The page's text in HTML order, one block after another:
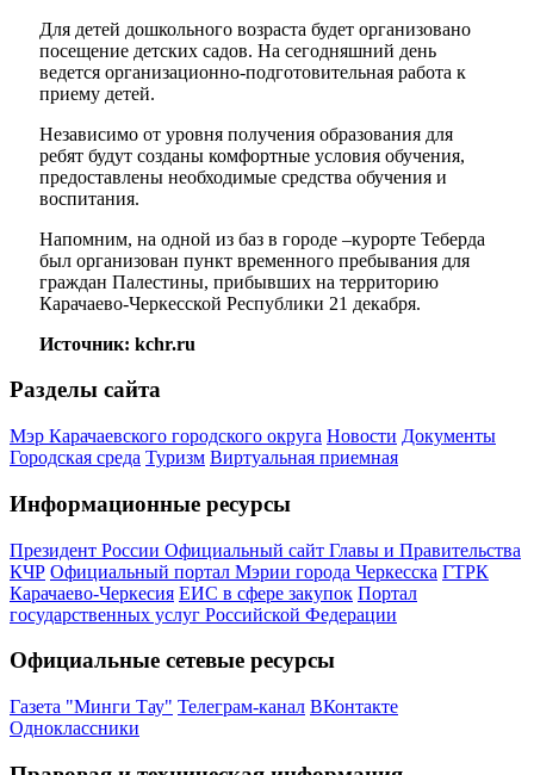
Для детей дошкольного возраста будет организовано
посещение детских садов. На сегодняшний день
ведется организационно-подготовительная работа к
приему детей.
Независимо от уровня получения образования для
ребят будут созданы комфортные условия обучения,
предоставлены необходимые средства обучения и
воспитания.
Напомним, на одной из баз в городе –курорте Теберда
был организован пункт временного пребывания для
граждан Палестины, прибывших на территорию
Карачаево-Черкесской Республики 21 декабря.
Источник: kchr.ru
Разделы сайта
Мэр Карачаевского городского округа Новости Документы
Городская среда Туризм Виртуальная приемная
Информационные ресурсы
Президент России Официальный сайт Главы и Правительства
КЧР Официальный портал Мэрии города Черкесска ГТРК
Карачаево-Черкесия ЕИС в сфере закупок Портал
государственных услуг Российской Федерации
Официальные сетевые ресурсы
Газета "Минги Тау" Телеграм-канал ВКонтакте
Одноклассники